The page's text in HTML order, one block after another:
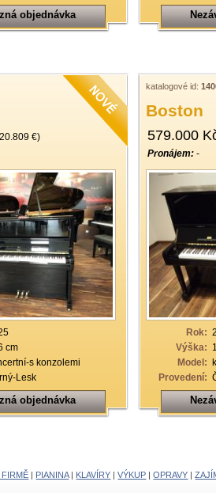
objednávka
€)
cm
s konzolemi
Lesk
objednávka
katalogové id:
Boston
579.000
Pronájem: -
Rok:
Výška:
Model:
Provedení:
FIRMĚ | PIANINA| KLAVÍRY |VÝKUP |OPRAVY |